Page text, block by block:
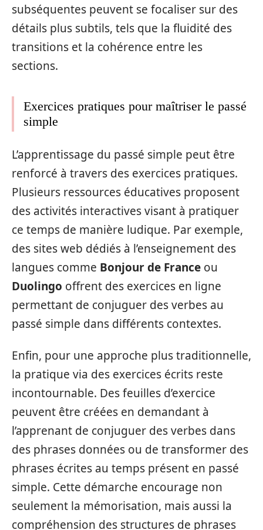
subséquentes peuvent se focaliser sur des
détails plus subtils, tels que la fluidité des
transitions et la cohérence entre les
sections.
Exercices pratiques pour maîtriser le passé
simple
L’apprentissage du passé simple peut être
renforcé à travers des exercices pratiques.
Plusieurs ressources éducatives proposent
des activités interactives visant à pratiquer
ce temps de manière ludique. Par exemple,
des sites web dédiés à l’enseignement des
langues comme Bonjour de France ou
Duolingo offrent des exercices en ligne
permettant de conjuguer des verbes au
passé simple dans différents contextes.
Enfin, pour une approche plus traditionnelle,
la pratique via des exercices écrits reste
incontournable. Des feuilles d’exercice
peuvent être créées en demandant à
l’apprenant de conjuguer des verbes dans
des phrases données ou de transformer des
phrases écrites au temps présent en passé
simple. Cette démarche encourage non
seulement la mémorisation, mais aussi la
compréhension des structures de phrases